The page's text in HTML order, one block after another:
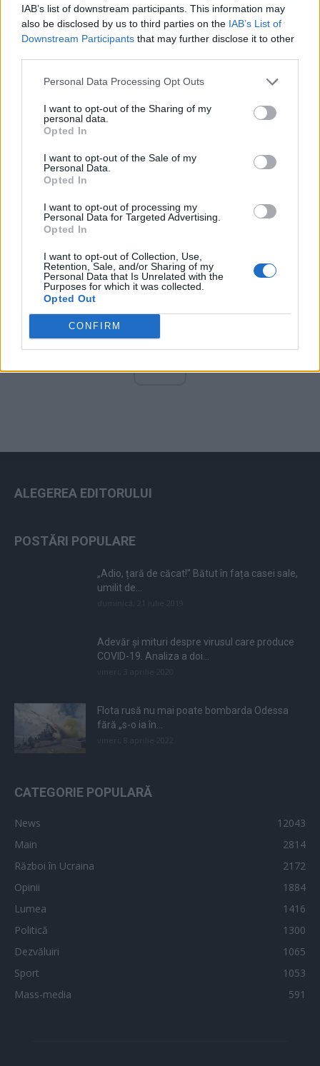
IAB’s list of downstream participants. This information may
also be disclosed by us to third parties on the IAB’s List of
Downstream Participants that may further disclose it to other
Personal Data Processing Opt Outs
I want to opt-out of the Sharing of my
personal data.
Opted In
I want to opt-out of the Sale of my
Personal Data.
Opted In
I want to opt-out of processing my
Personal Data for Targeted Advertising.
Opted In
I want to opt-out of Collection, Use,
Retention, Sale, and/or Sharing of my
Personal Data that Is Unrelated with the
Purposes for which it was collected.
Opted Out
CONFIRM
PNȚCD (Pavelescu)
PNCR (Terheș)
FAR (Coarnă)
Altul
Arhiva sondajelor
ad
ALEGEREA EDITORULUI
POSTĂRI POPULARE
„Adio, țară de căcat!” Bătut în fața casei sale,
umilit de...
Adevăr și mituri despre virusul care produce
COVID-19. Analiza a doi...
Flota rusă nu mai poate bombarda Odessa
fără „s-o ia în...
CATEGORIE POPULARĂ
News
12043
Main
2814
Război în Ucraina
2172
Opinii
1884
Lumea
1416
Politică
1300
Dezvăluiri
1065
Sport
1053
Mass-media
591